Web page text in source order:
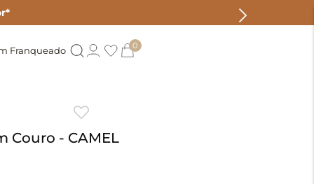
Franqueado 0
Couro - CAMEL